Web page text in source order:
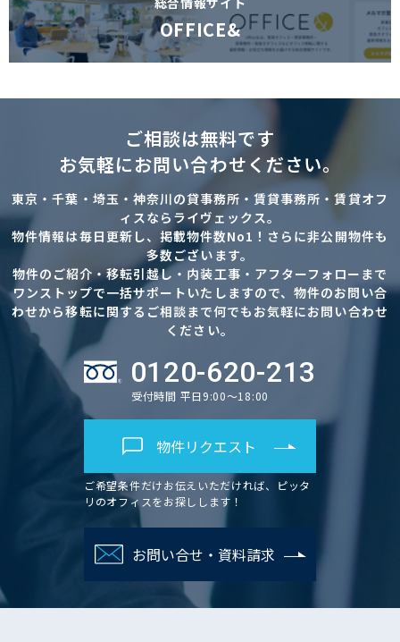
OFFICE&
ご相談は無料です
お気軽にお問い合わせください。
東京・千葉・埼玉・神奈川の貸事務所・賃貸事務所・賃貸オフ
ィスならライヴェックス。
物件情報は毎日更新し、掲載物件数No1！さらに非公開物件も
多数ございます。
物件のご紹介・移転引越し・内装工事・アフターフォローまで
ワンストップで一括サポートいたしますので、物件のお問い合
わせから移転に関するご相談まで何でもお気軽にお問い合わせ
ください。
0120-620-213
受付時間 平日9:00～18:00
物件リクエスト
ご希望条件だけお伝えいただければ、ピッタ
リのオフィスをお探しします！
お問い合せ・資料請求